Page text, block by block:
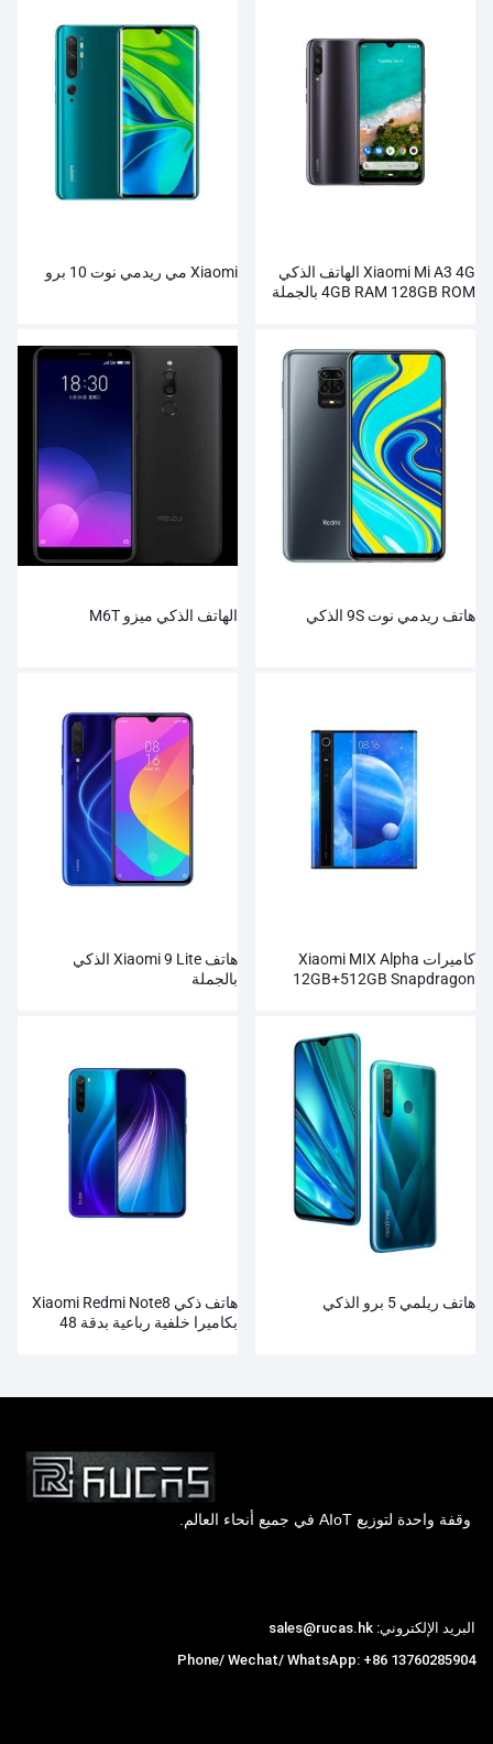
Xiaomi Mi A3 4G الهاتف الذكي
4GB RAM 128GB ROM بالجملة
Xiaomi مي ريدمي نوت 10 برو
هاتف ريدمي نوت 9S الذكي الهاتف الذكي ميزو M6T
كاميرات Xiaomi MIX Alpha
12GB+512GB Snapdragon
هاتف Xiaomi 9 Lite الذكي
بالجملة
هاتف ريلمي 5 برو الذكي
هاتف ذكي Xiaomi Redmi Note8
بكاميرا خلفية رباعية بدقة 48
وقفة واحدة لتوزيع AIoT في جميع أنحاء العالم.
البريد الإلكتروني: sales@rucas.hk
Phone/ Wechat/ WhatsApp: +86 13760285904